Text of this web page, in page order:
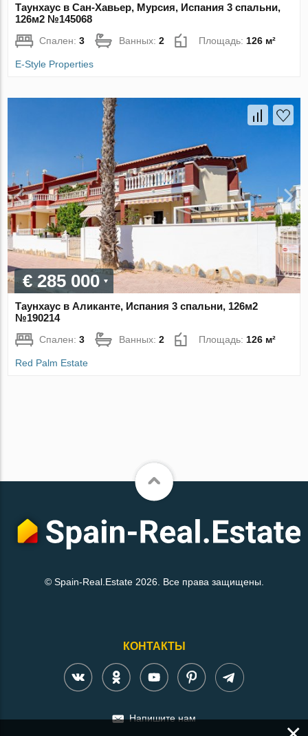
Таунхаус в Сан-Хавьер, Мурсия, Испания 3 спальни,
126м2 №145068
Спален:3 Ванных:2 Площадь: 126 м²
E-Style Properties
€ 285 000
Таунхаус в Аликанте, Испания 3 спальни, 126м2
№190214
Спален:3 Ванных:2 Площадь: 126 м²
Red Palm Estate
© Spain-Real.Estate 2026. Все права защищены.
КОНТАКТЫ
Напишите нам